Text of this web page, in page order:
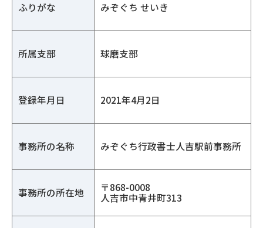
ふりがな みぞぐち せいき
所属支部 球磨支部
登録年月日 2021年4月2日
事務所の名称 みぞぐち行政書士人吉駅前事務所
事務所の所在地 〒868-0008
人吉市中青井町313